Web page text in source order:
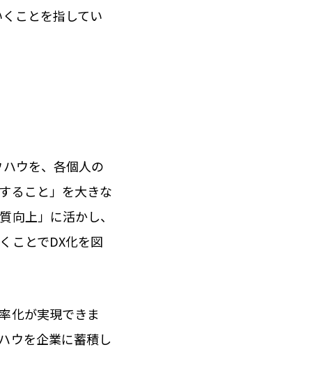
ことを指してい
ウを、各個人の
ること」を大きな
向上」に活かし、
ことでDX化を図
化が実現できま
ウを企業に蓄積し